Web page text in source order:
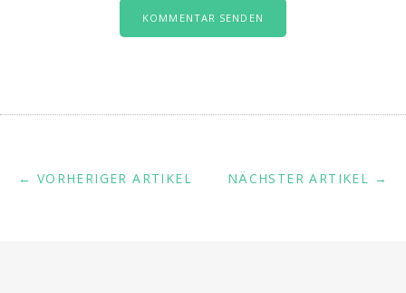
NÄCHSTER ARTIKEL →
← VORHERIGER ARTIKEL